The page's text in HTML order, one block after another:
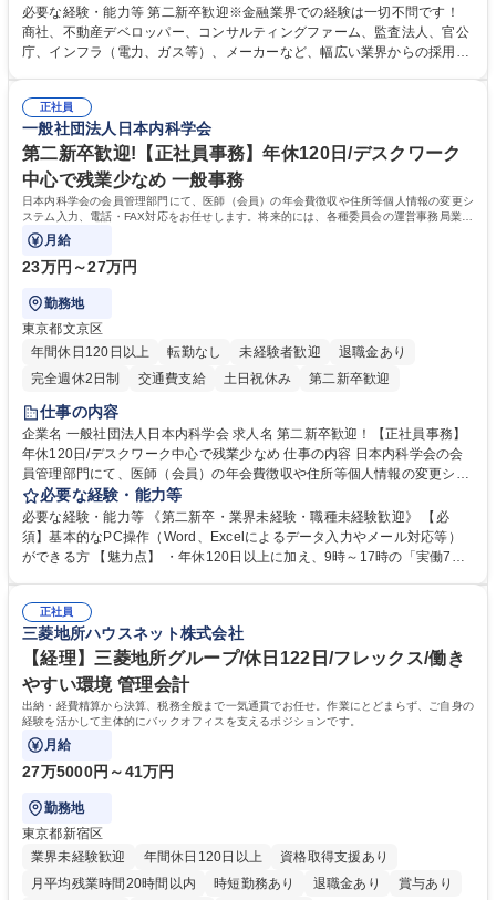
掛け合わせて広く社会に貢献していく職種です。 入社後は、横断的なロー
テーションを経て適性や専門性に応じたキャリアを形成していただきま
す。総合職として入社いただき、下記いずれかの部門でご活躍いただきま
ート・ナレッジ業務 ※それぞれの業務内容に関しては、別途その他労働条
件備考欄に記載 募集職種 【総合職/ポテンシャル採用(第2新卒)】投融資一
体型のソリューション提案
必要な経験・能力等 第二新卒歓迎※金融業界での経験は一切不問です！
商社、不動産デベロッパー、コンサルティングファーム、監査法人、官公
庁、インフラ（電力、ガス等）、メーカーなど、幅広い業界からの採用実
く高い志を併せもった人材を求めています。ポテンシャル採用（第2新
卒）では、金融業界での経験や知識を問いません。新たな時代を見据え
て、複雑化する社会課題の解決に向けて先鞭をつける役割を担いたい、と
いう気概をお持ちの方を心待ちにしています。 学歴・資格 学歴：大学院
大学 語学力： 資格：
正社員
一般社団法人日本内科学会
第二新卒歓迎!【正社員事務】年休120日/デスクワーク
中心で残業少なめ 一般事務
日本内科学会の会員管理部門にて、医師（会員）の年会費徴収や住所等個人情報の変更シ
ステム入力、電話・FAX対応をお任せします。将来的には、各種委員会の運営事務局業務
などにも幅広く携わっていただきます。
月給
23万円～27万円
勤務地
東京都文京区
年間休日120日以上
転勤なし 未経験者歓迎
退職金あり
完全週休2日制
交通費支給 土日祝休み 第二新卒歓迎
仕事の内容
企業名 一般社団法人日本内科学会 求人名 第二新卒歓迎！【正社員事務】
年休120日/デスクワーク中心で残業少なめ 仕事の内容 日本内科学会の会
員管理部門にて、医師（会員）の年会費徴収や住所等個人情報の変更シス
テム入力、電話・FAX対応をお任せします。将来的には、各種委員会の運
営事務局業務などにも幅広く携わっていただきます。 【会員管理・データ
入力業務】 ・医師（会員）の住所変更、個人情報のシステム登録・更新
・年会費の徴収管理や入金データの照合確認 【問い合わせ対応】 ・会員
年休120日/デスクワーク中心で残業少なめ
必要な経験・能力等
必要な経験・能力等 《第二新卒・業界未経験・職種未経験歓迎》 【必
須】基本的なPC操作（Word、Excelによるデータ入力やメール対応等）
ができる方 【魅力点】 ・年休120日以上に加え、9時～17時の「実働7時
整、資料作成、当日の運営サポート 学歴・資格 学歴：大学院 大学 語学
力： 資格：
正社員
三菱地所ハウスネット株式会社
【経理】三菱地所グループ/休日122日/フレックス/働き
やすい環境 管理会計
出納・経費精算から決算、税務全般まで一気通貫でお任せ。作業にとどまらず、ご自身の
経験を活かして主体的にバックオフィスを支えるポジションです。
月給
27万5000円～41万円
勤務地
東京都新宿区
業界未経験歓迎
年間休日120日以上
資格取得支援あり
月平均残業時間20時間以内
時短勤務あり 退職金あり
賞与あり